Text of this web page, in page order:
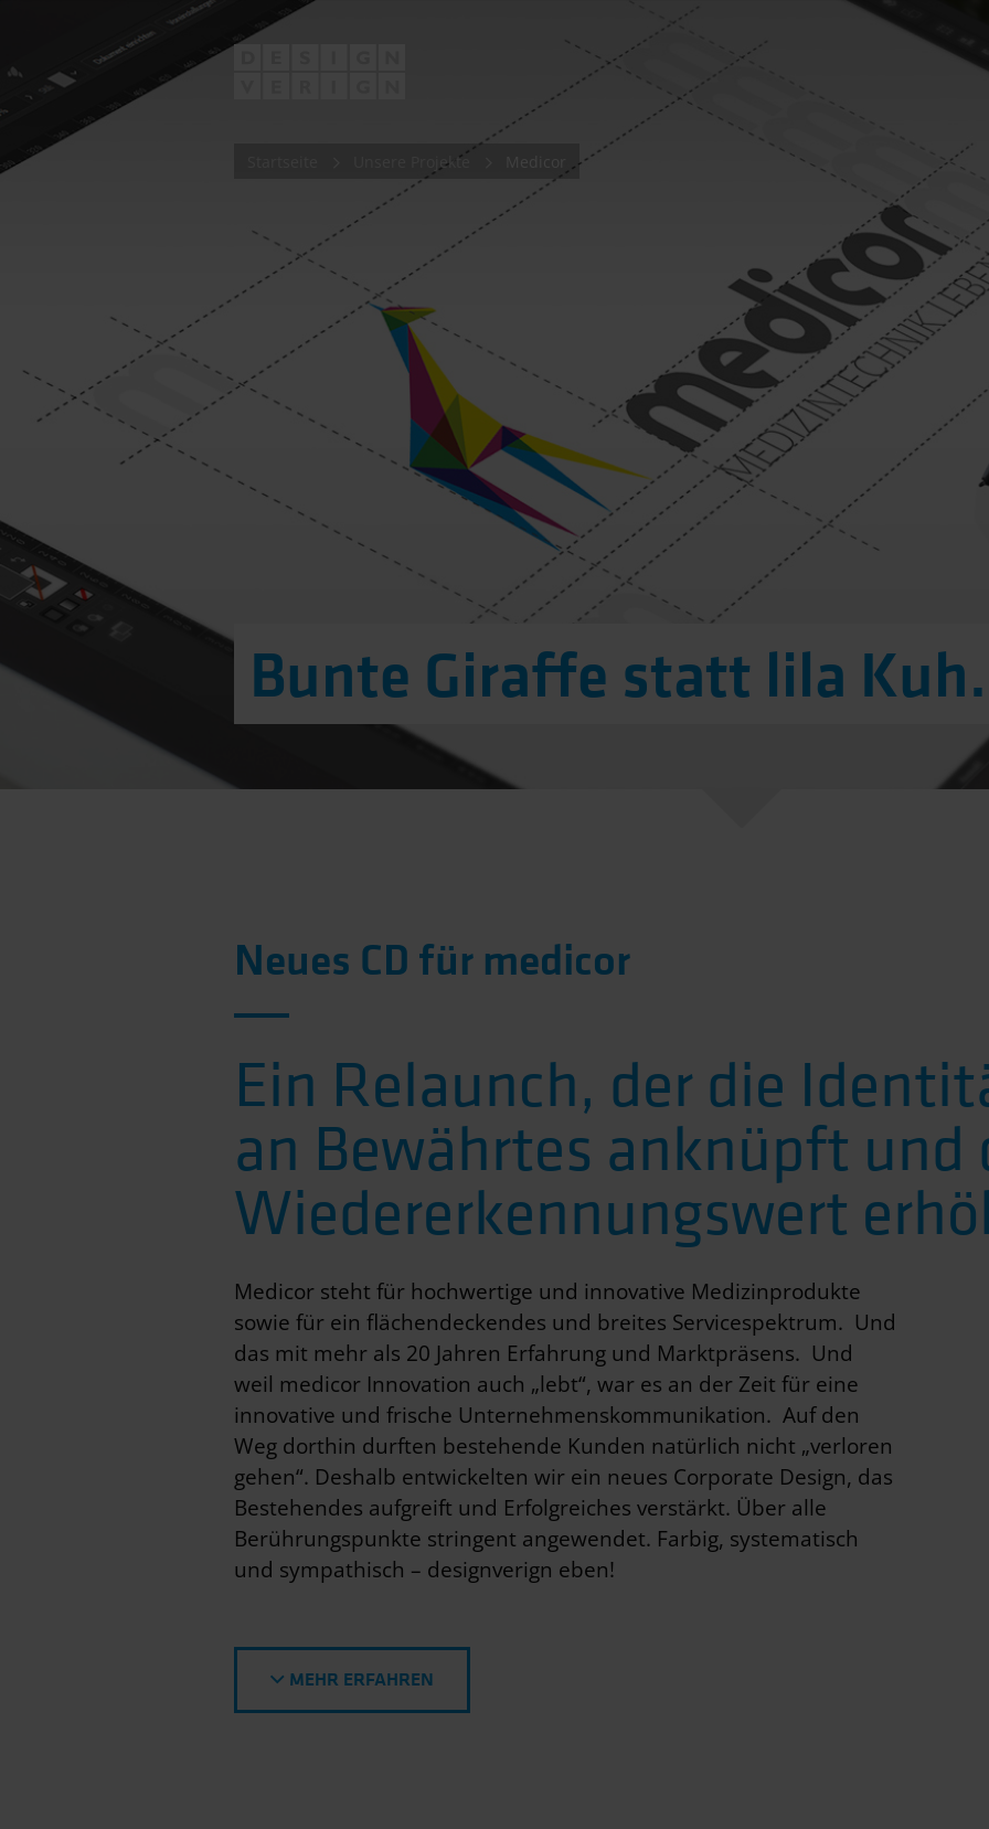
Unsere Projekte
Bunte Giraffe statt lila Kuh.
Neues CD für medicor
Ein Relaunch, der die
an Bewährtes anknüpft und
Wieder­erkennungswert
Medicor steht für hochwertige und innovative Medizinprodukte
sowie für ein flächendeckendes und breites Servicespektrum. Und
das mit mehr als 20 Jahren Erfahrung und Marktpräsens. Und
weil medicor Innovation auch „lebt“, war es an der Zeit für eine
innovative und frische Unternehmenskommunikation. Auf den
Weg dorthin durften bestehende Kunden natürlich nicht „verloren
gehen“. Deshalb entwickelten wir ein neues Corporate Design, das
Bestehendes aufgreift und Erfolgreiches verstärkt. Über alle
Berührungspunkte stringent angewendet. Farbig, systematisch
und sympathisch – designverign eben!
MEHR ERFAHREN